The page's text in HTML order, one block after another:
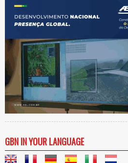
GBN IN YOUR LANGUAGE